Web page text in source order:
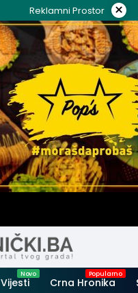
Reklamni Prostor ×
Vijesti Crna Hronika